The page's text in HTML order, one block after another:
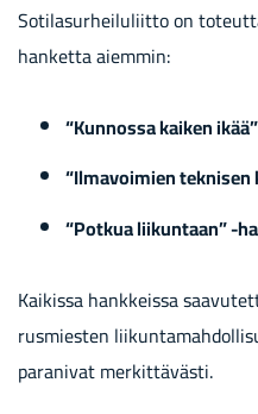
So­ti­la­sur­hei­lu­liit­to on
han­ket­ta ai­em­min:
“Kun­nos­sa kai­ken ikää”
“Il­ma­voi­mien
“Pot­kua lii­kun­taan” -​
Kai­kis­sa hank­keis­sa
rus­mies­ten
pa­ra­ni­vat mer­kit­tä­väs­ti.